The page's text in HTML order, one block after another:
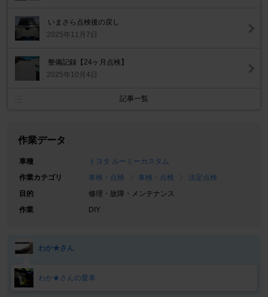
いまさら点検後の戻し
2025年11月7日
整備記録【24ヶ月点検】
2025年10月4日
記事一覧
作業データ
車種
トヨタ ルーミーカスタム
作業カテゴリ
車検・点検 車検・点検
法定点検
目的
修理・故障・メンテナンス
作業
DIY
わか★さん
わか★さんの愛車